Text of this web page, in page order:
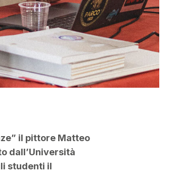
il pittore Matteo
dall’Università
studenti il